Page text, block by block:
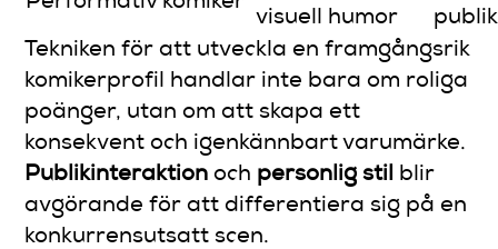
visuell humor
publik
Tekniken för att utveckla en framgångsrik
komikerprofil handlar inte bara om roliga
poänger, utan om att skapa ett
konsekvent och igenkännbart varumärke.
Publikinteraktion och personlig stil
blir
avgörande för att differentiera sig på en
konkurrensutsatt scen.